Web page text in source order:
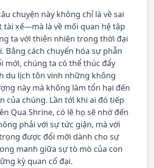
chuyện này không chỉ là về sai
tài xế—mà là về mối quan hệ tập
ta với thiên nhiên trong thời đại
Bằng cách chuyển hóa sự phẫn
mới, chúng ta có thể thúc đẩy
du lịch tôn vinh những không
này mà không làm tổn hại đến
của chúng. Lần tới khi ai đó tiếp
Qua Shrine, có lẽ họ sẽ nhớ đến
phải với sự tức giận, mà với
được đổi mới dành cho sự
manh giữa sự tò mò của con
kỳ quan cổ đại.